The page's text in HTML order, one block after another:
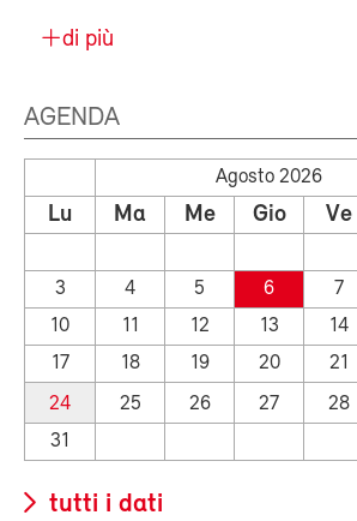
di più
AGENDA
Agosto 2026
Lu Ma Me Gio Ve
3
4 5 6 7
10
11 12 13 14
17
18 19 20 21
24
25 26 27 28
31
tutti i dati